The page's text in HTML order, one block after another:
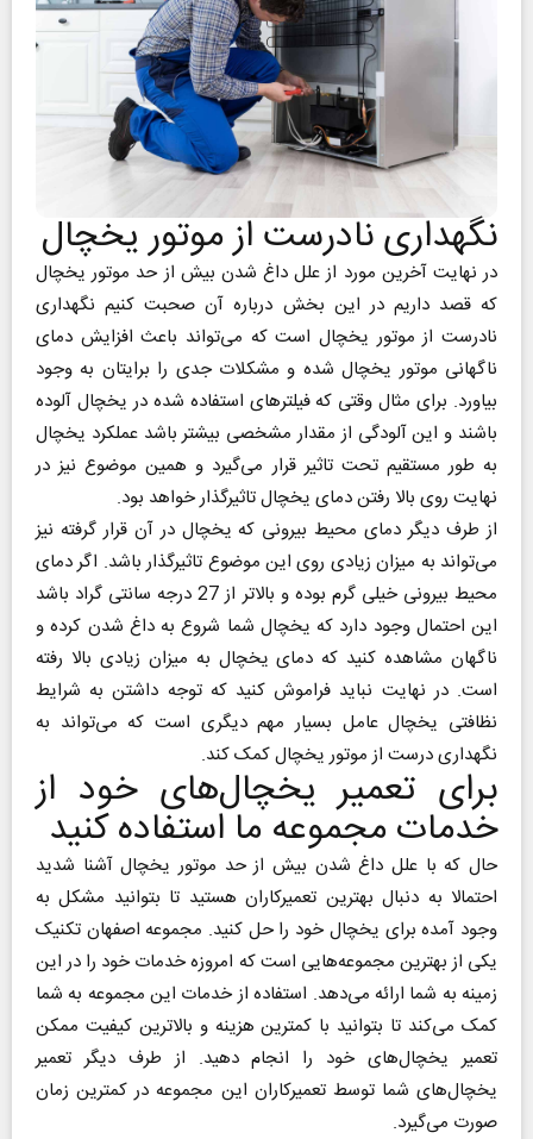
نگهداری نادرست از موتور یخچال
در نهایت آخرین مورد از علل داغ شدن بیش از حد موتور یخچال
که قصد داریم در این بخش درباره آن صحبت کنیم نگهداری
نادرست از موتور یخچال است که می‌تواند باعث افزایش دمای
ناگهانی موتور یخچال شده و مشکلات جدی را برایتان به وجود
بیاورد. برای مثال وقتی که فیلترهای استفاده شده در یخچال آلوده
باشند و این آلودگی از مقدار مشخصی بیشتر باشد عملکرد یخچال
به طور مستقیم تحت تاثیر قرار می‌گیرد و همین موضوع نیز در
نهایت روی بالا رفتن دمای یخچال تاثیرگذار خواهد بود.
از طرف دیگر دمای محیط بیرونی که یخچال در آن قرار گرفته نیز
می‌تواند به میزان زیادی روی این موضوع تاثیرگذار باشد. اگر دمای
محیط بیرونی خیلی گرم بوده و بالاتر از 27 درجه سانتی گراد باشد
این احتمال وجود دارد که یخچال شما شروع به داغ شدن کرده و
ناگهان مشاهده کنید که دمای یخچال به میزان زیادی بالا رفته
است. در نهایت نباید فراموش کنید که توجه داشتن به شرایط
نظافتی یخچال عامل بسیار مهم دیگری است که می‌تواند به
نگهداری درست از موتور یخچال کمک کند.
برای تعمیر یخچال‌های خود از
خدمات مجموعه ما استفاده کنید
حال که با علل داغ شدن بیش از حد موتور یخچال آشنا شدید
احتمالا به دنبال بهترین تعمیرکاران هستید تا بتوانید مشکل به
وجود آمده برای یخچال خود را حل کنید. مجموعه اصفهان تکنیک
یکی از بهترین مجموعه‌هایی است که امروزه خدمات خود را در این
زمینه به شما ارائه می‌دهد. استفاده از خدمات این مجموعه به شما
کمک می‌کند تا بتوانید با کمترین هزینه و بالاترین کیفیت ممکن
تعمیر یخچال‌های خود را انجام دهید. از طرف دیگر تعمیر
یخچال‌های شما توسط تعمیرکاران این مجموعه در کمترین زمان
صورت می‌گیرد.